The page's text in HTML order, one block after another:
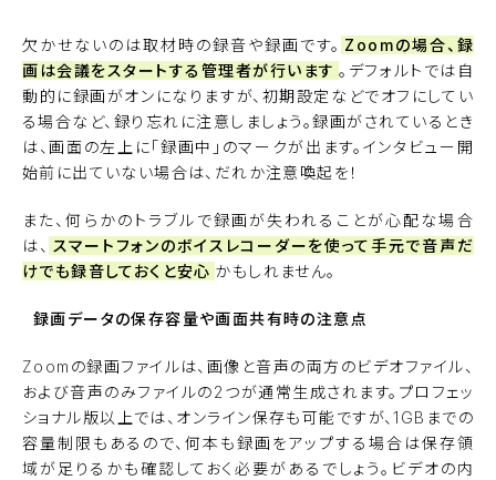
欠かせないのは取材時の録音や録画です。 Zoomの場合、録
画は会議をスタートする管理者が行います 。デフォルトでは自
動的に録画がオンになりますが、初期設定などでオフにしてい
る場合など、録り忘れに注意しましょう。録画がされているとき
は、画面の左上に「録画中」のマークが出ます。インタビュー開
始前に出ていない場合は、だれか注意喚起を！
また、何らかのトラブルで録画が失われることが心配な場合
は、 スマートフォンのボイスレコーダーを使って手元で音声だ
けでも録音しておくと安心 かもしれません。
録画データの保存容量や画面共有時の注意点
Zoomの録画ファイルは、画像と音声の両方のビデオファイル、
および音声のみファイルの2つが通常生成されます。プロフェッ
ショナル版以上では、オンライン保存も可能ですが、1GBまでの
容量制限もあるので、何本も録画をアップする場合は保存領
域が足りるかも確認しておく必要があるでしょう。ビデオの内